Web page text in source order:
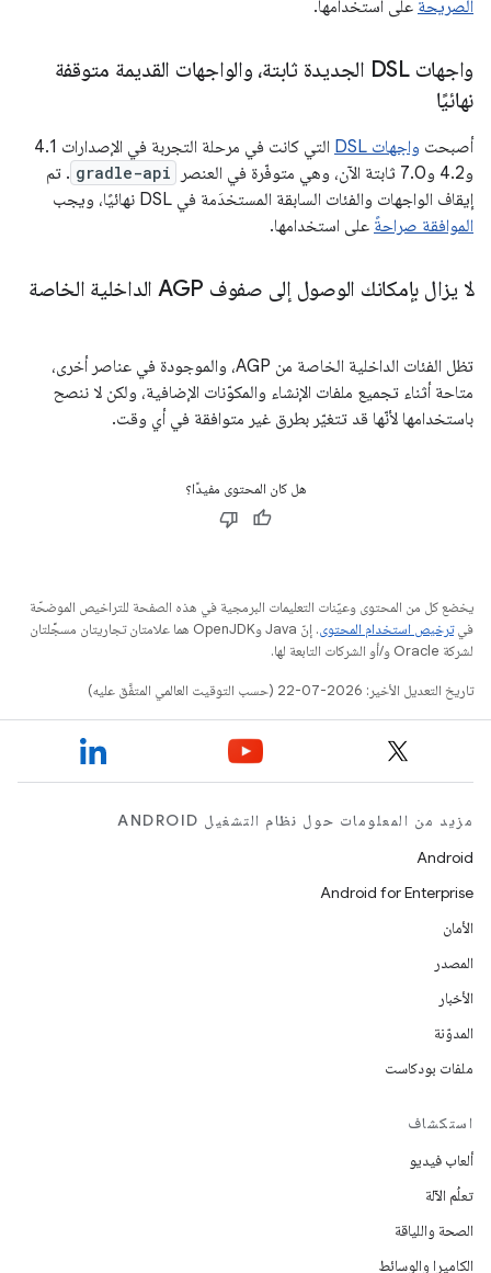
الصريحة على استخدامها.
واجهات DSL الجديدة ثابتة، والواجهات القديمة متوقفة
نهائيًا
أصبحت واجهات DSL
التي كانت في مرحلة التجربة في الإصدارات 4.1
و4.2 و7.0 ثابتة الآن، وهي متوفّرة في العنصر
gradle-api . تم
إيقاف الواجهات والفئات السابقة المستخدَمة في DSL نهائيًا، ويجب
الموافقة صراحةً على استخدامها.
لا يزال بإمكانك الوصول إلى صفوف AGP الداخلية الخاصة
تظل الفئات الداخلية الخاصة من AGP، والموجودة في عناصر أخرى،
متاحة أثناء تجميع ملفات الإنشاء والمكوّنات الإضافية، ولكن لا ننصح
باستخدامها لأنّها قد تتغيّر بطرق غير متوافقة في أي وقت.
هل كان المحتوى مفيدًا؟
يخضع كل من المحتوى وعيّنات التعليمات البرمجية في هذه الصفحة للتراخيص الموضحّة
فيترخيص استخدام المحتوى
. إنّ Java وOpenJDK هما علامتان تجاريتان مسجَّلتان
لشركة Oracle و/أو الشركات التابعة لها.
تاريخ التعديل الأخير: 2026-07-22 (حسب التوقيت العالمي المتفَّق عليه)
مزيد من المعلومات حول نظام التشغيل ANDROID
Android
Android for Enterprise
الأمان
المصدر
الأخبار
المدوّنة
ملفات بودكاست
استكشاف
ألعاب فيديو
تعلُم الآلة
الصحة واللياقة
الكاميرا والوسائط